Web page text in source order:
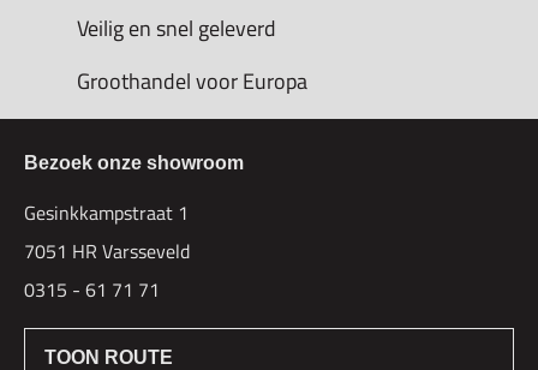
Veilig en snel geleverd
Groothandel voor Europa
Bezoek onze showroom
Gesinkkampstraat 1
7051 HR Varsseveld
0315 - 61 71 71
TOON ROUTE